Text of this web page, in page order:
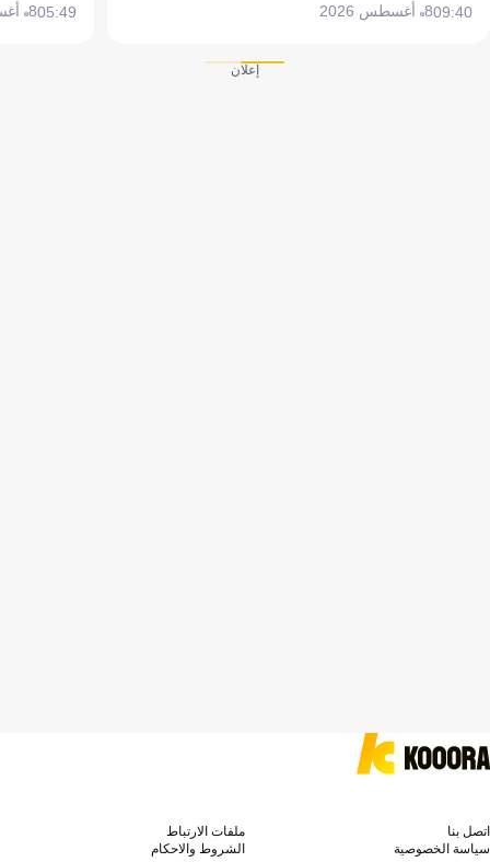
09:408 أغسطس 2026 05:498 أغسطس 2026
إعلان
اتصل بنا
ملفات الارتباط
سياسة الخصوصية
الشروط والاحكام